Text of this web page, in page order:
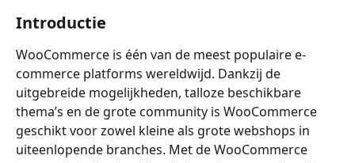
Introductie
WooCommerce is één van de meest populaire e-
commerce platforms wereldwijd. Dankzij de
uitgebreide mogelijkheden, talloze beschikbare
thema’s en de grote community is WooCommerce
geschikt voor zowel kleine als grote webshops in
uiteenlopende branches. Met de WooCommerce